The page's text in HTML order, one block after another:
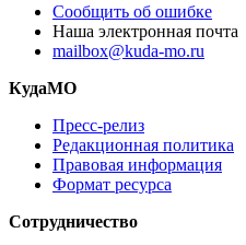
Сообщить об ошибке
Наша электронная почта
mailbox@kuda-mo.ru
КудаМО
Пресс-релиз
Редакционная политика
Правовая информация
Формат ресурса
Сотрудничество